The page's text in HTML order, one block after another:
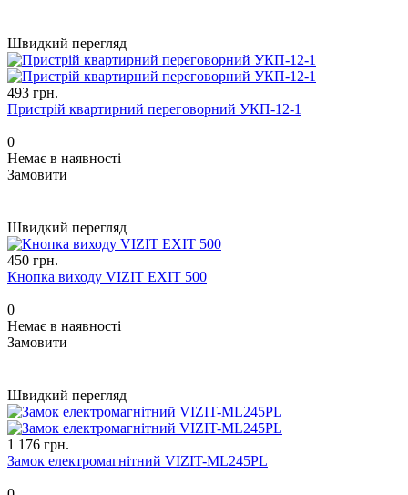
Швидкий перегляд
493 грн.
Пристрій квартирний переговорний УКП-12-1
0
Немає в наявності
Замовити
Швидкий перегляд
450 грн.
Кнопка виходу VIZIT EXIT 500
0
Немає в наявності
Замовити
Швидкий перегляд
1 176 грн.
Замок електромагнітний VIZIT-ML245PL